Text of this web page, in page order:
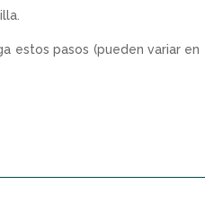
estos pasos (pueden variar